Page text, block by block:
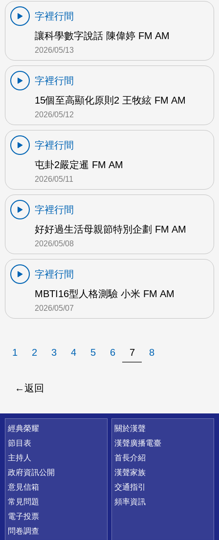
字裡行間
讓科學數字說話 陳偉婷 FM AM
2026/05/13
字裡行間
15個至高顯化原則2 王牧絃 FM AM
2026/05/12
字裡行間
屯卦2嚴定暹 FM AM
2026/05/11
字裡行間
好好過生活母親節特別企劃 FM AM
2026/05/08
字裡行間
MBTI16型人格測驗 小米 FM AM
2026/05/07
1 2 3 4 5 6 7 8
返回
快速連結
經典榮耀
節目表
主持人
政府資訊公開
意見信箱
常見問題
電子投票
問卷調查
關於漢聲
漢聲廣播電臺
首長介紹
漢聲家族
交通指引
頻率資訊